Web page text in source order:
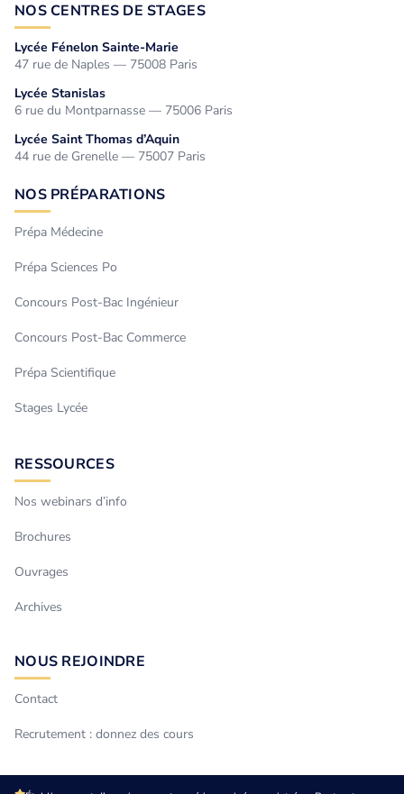
NOS CENTRES DE STAGES
Lycée Fénelon Sainte-Marie
47 rue de Naples — 75008 Paris
Lycée Stanislas
6 rue du Montparnasse — 75006 Paris
Lycée Saint Thomas d’Aquin
44 rue de Grenelle — 75007 Paris
NOS PRÉPARATIONS
Prépa Médecine
Prépa Sciences Po
Concours Post-Bac Ingénieur
Concours Post-Bac Commerce
Prépa Scientifique
Stages Lycée
RESSOURCES
Nos webinars d’info
Brochures
Ouvrages
Archives
NOUS REJOINDRE
Contact
Recrutement : donnez des cours